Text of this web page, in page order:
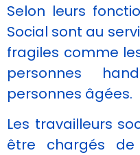
Selon leurs
Social sont au
fragiles comme
personnes
personnes âgées.
Les travailleurs
être chargés de